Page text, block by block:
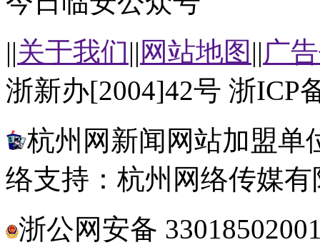
||关于我们|| 网站地图 ||广
浙新办[2004]42号 浙ICP
杭州网新闻网站加盟单
络支持：杭州网络传媒有
浙公网安备